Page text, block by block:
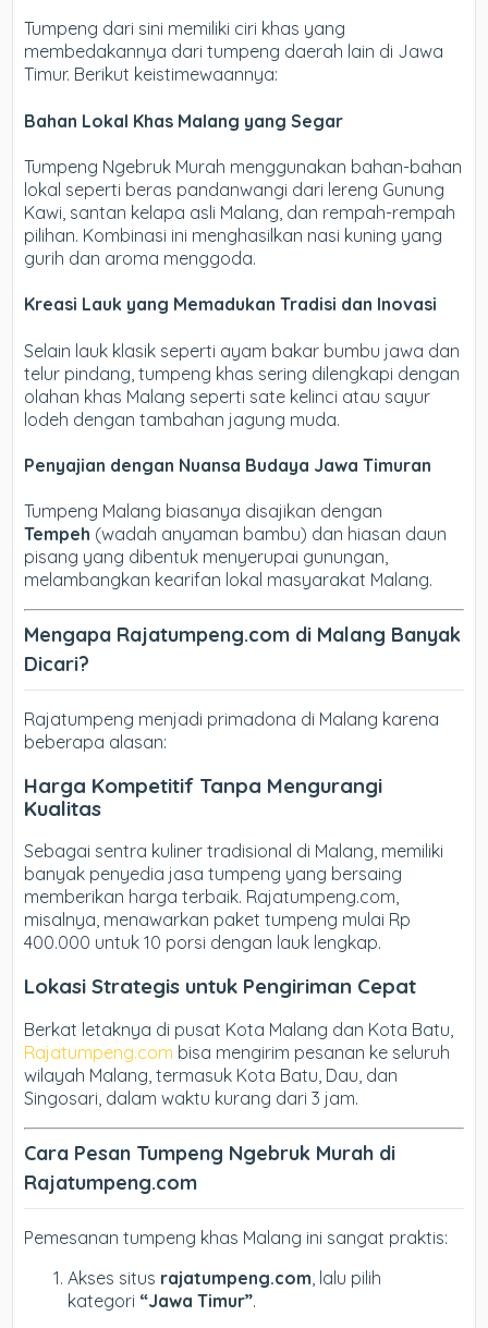
Tumpeng dari sini memiliki ciri khas yang
membedakannya dari tumpeng daerah lain di Jawa
Timur. Berikut keistimewaannya:
Bahan Lokal Khas Malang yang Segar
Tumpeng Ngebruk Murah menggunakan bahan-bahan
lokal seperti beras pandanwangi dari lereng Gunung
Kawi, santan kelapa asli Malang, dan rempah-rempah
pilihan. Kombinasi ini menghasilkan nasi kuning yang
gurih dan aroma menggoda.
Kreasi Lauk yang Memadukan Tradisi dan Inovasi
Selain lauk klasik seperti ayam bakar bumbu jawa dan
telur pindang, tumpeng khas sering dilengkapi dengan
olahan khas Malang seperti sate kelinci atau sayur
lodeh dengan tambahan jagung muda.
Penyajian dengan Nuansa Budaya Jawa Timuran
Tumpeng Malang biasanya disajikan dengan
Tempeh (wadah anyaman bambu) dan hiasan daun
pisang yang dibentuk menyerupai gunungan,
melambangkan kearifan lokal masyarakat Malang.
Mengapa Rajatumpeng.com di Malang Banyak
Dicari?
Rajatumpeng menjadi primadona di Malang karena
beberapa alasan:
Harga Kompetitif Tanpa Mengurangi
Kualitas
Sebagai sentra kuliner tradisional di Malang, memiliki
banyak penyedia jasa tumpeng yang bersaing
memberikan harga terbaik. Rajatumpeng.com,
misalnya, menawarkan paket tumpeng mulai Rp
400.000 untuk 10 porsi dengan lauk lengkap.
Lokasi Strategis untuk Pengiriman Cepat
Berkat letaknya di pusat Kota Malang dan Kota Batu,
Rajatumpeng.com bisa mengirim pesanan ke seluruh
wilayah Malang, termasuk Kota Batu, Dau, dan
Singosari, dalam waktu kurang dari 3 jam.
Cara Pesan Tumpeng Ngebruk Murah di
Rajatumpeng.com
Pemesanan tumpeng khas Malang ini sangat praktis:
Akses situs rajatumpeng.com , lalu pilih
kategori “Jawa Timur”.